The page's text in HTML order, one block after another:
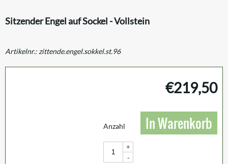
Sitzender Engel auf Sockel - Vollstein
Artikelnr.: zittende.engel.sokkel.st.96
€219,50
Anzahl
+
-
In Warenkorb